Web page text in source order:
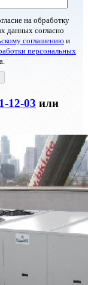
на обработку
данных согласно
соглашению и
персональных
12-03 или